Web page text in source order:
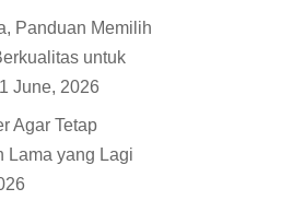
Panduan Memilih
untuk
1 June, 2026
Agar Tetap
Lama yang Lagi